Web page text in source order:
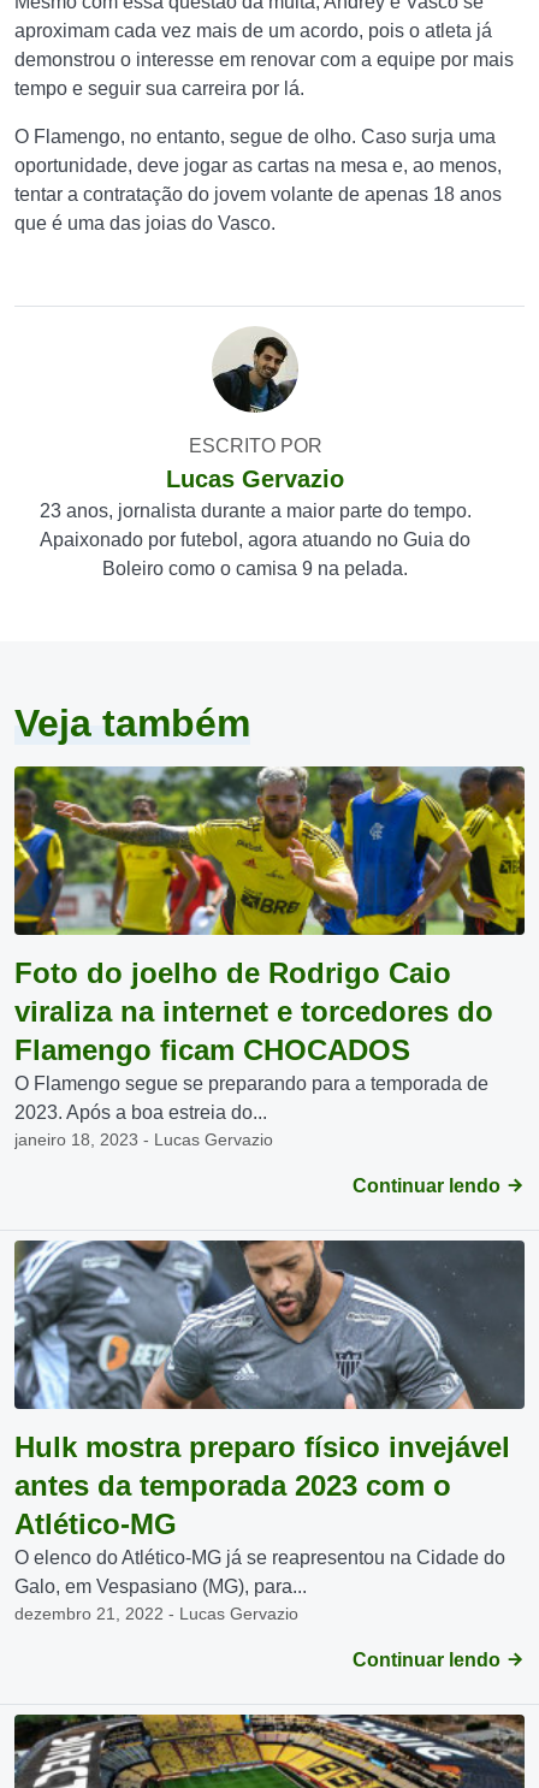
aproximam cada vez mais de um acordo, pois o atleta já
demonstrou o interesse em renovar com a equipe por mais
tempo e seguir sua carreira por lá.
O Flamengo, no entanto, segue de olho. Caso surja uma
oportunidade, deve jogar as cartas na mesa e, ao menos,
tentar a contratação do jovem volante de apenas 18 anos
que é uma das joias do Vasco.
ESCRITO POR
Lucas Gervazio
23 anos, jornalista durante a maior parte do tempo.
Apaixonado por futebol, agora atuando no Guia do
Boleiro como o camisa 9 na pelada.
Veja também
Foto do joelho de Rodrigo Caio
viraliza na internet e torcedores do
Flamengo ficam CHOCADOS
O Flamengo segue se preparando para a temporada de
2023. Após a boa estreia do...
janeiro 18, 2023 - Lucas Gervazio
Continuar lendo
Hulk mostra preparo físico invejável
antes da temporada 2023 com o
Atlético-MG
O elenco do Atlético-MG já se reapresentou na Cidade do
Galo, em Vespasiano (MG), para...
dezembro 21, 2022 - Lucas Gervazio
Continuar lendo